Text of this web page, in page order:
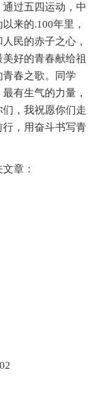
过五四运动，中
来的.100年里，
民的赤子之心，
好的青春献给祖
春之歌。同学
有生气的力量，
，我祝愿你们走
，用奋斗书写青
章：